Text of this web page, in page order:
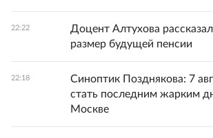
22:22
Доцент Алтухова
размер будущей пенсии
22:18
Синоптик Позднякова: 7
стать последним жарким
Москве